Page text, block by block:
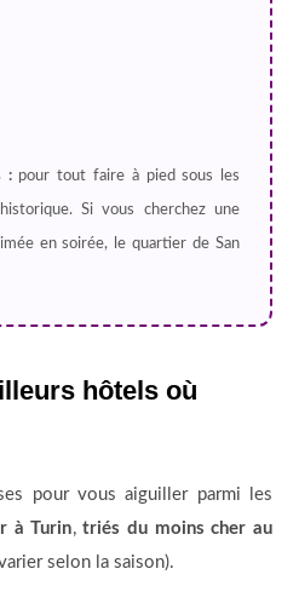
:pour tout faire à pied sous les
Si vous cherchez une
en soirée, le quartier de San
hôtels où
pour vous aiguiller parmi les
à Turin,triés du moins cher au
selon la saison).